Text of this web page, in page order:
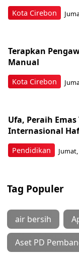
Kota Cirebon
Kota Cirebon
Terapkan
Manual
Pendidikan
Ufa, Peraih
Internasional
Tag Populer
air bersih
Aset PD